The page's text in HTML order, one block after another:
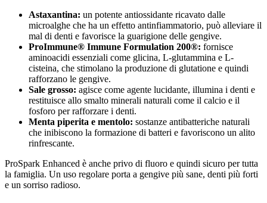
Astaxantina: un potente antiossidante ricavato dalle
microalghe che ha un effetto antinfiammatorio, può alleviare il
mal di denti e favorisce la guarigione delle gengive.
ProImmune® Immune Formulation 200®: fornisce
aminoacidi essenziali come glicina, L-glutammina e L-
cisteina, che stimolano la produzione di glutatione e quindi
rafforzano le gengive.
Sale grosso: agisce come agente lucidante, illumina i denti e
restituisce allo smalto minerali naturali come il calcio e il
fosforo per rafforzare i denti.
Menta piperita e mentolo: sostanze antibatteriche naturali
che inibiscono la formazione di batteri e favoriscono un alito
rinfrescante.
ProSpark Enhanced è anche privo di fluoro e quindi sicuro per tutta
la famiglia. Un uso regolare porta a gengive più sane, denti più forti
e un sorriso radioso.